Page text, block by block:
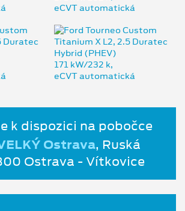
k dispozici na pobočce
Ostrava, Ruská
Ostrava - Vítkovice